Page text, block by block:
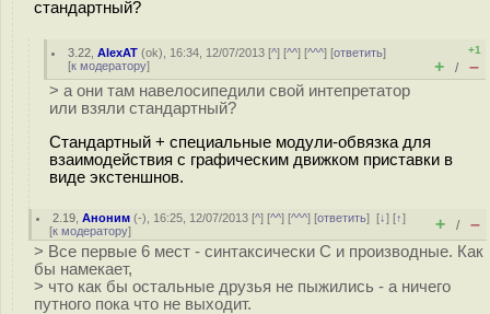
стандартный?
3.22 ,AlexAT (ok), 16:34, 12/07/2013 [^] [^^] [^^^] [ответить]
[к модератору]
+1
+ / –
> а они там навелосипедили свой интепретатор
или взяли стандартный?
Стандартный + специальные модули-обвязка для
взаимодействия с графическим движком приставки в
виде экстеншнов.
2.19 ,Аноним (-), 16:25, 12/07/2013 [^] [^^] [^^^] [ответить][↓] [↑]
[к модератору] + / –
> Все первые 6 мест - синтаксически C и производные. Как
бы намекает,
> что как бы остальные друзья не пыжились - а ничего
путного пока что не выходит.